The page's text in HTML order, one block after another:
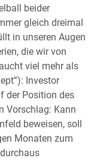
beider
gleich dreimal
in unseren Augen
die wir von
viel mehr als
Investor
der Position des
Vorschlag: Kann
beweisen, soll
Monaten zum